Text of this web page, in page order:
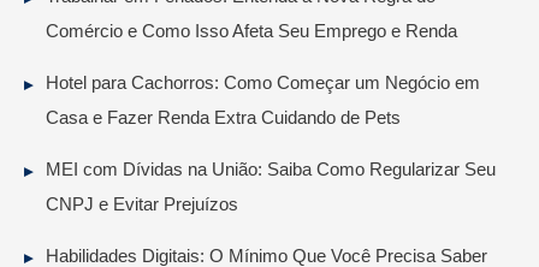
Comércio e Como Isso Afeta Seu Emprego e Renda
Hotel para Cachorros: Como Começar um Negócio em
Casa e Fazer Renda Extra Cuidando de Pets
MEI com Dívidas na União: Saiba Como Regularizar Seu
CNPJ e Evitar Prejuízos
Habilidades Digitais: O Mínimo Que Você Precisa Saber